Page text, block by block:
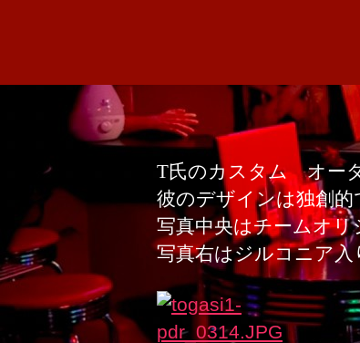
T氏のカスタム オーダ
彼のデザインは独創的
写真中央はチームオリ
写真右はジルコニア